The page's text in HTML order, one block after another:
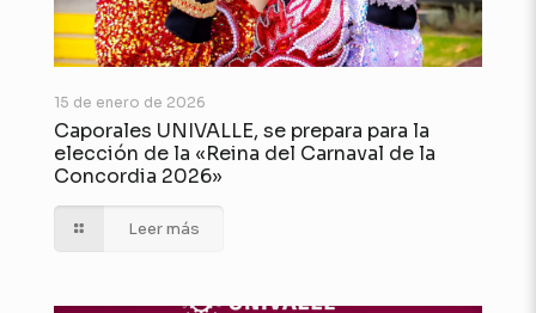
15 de enero de 2026
Caporales UNIVALLE, se prepara para la
elección de la «Reina del Carnaval de la
Concordia 2026»
Leer más